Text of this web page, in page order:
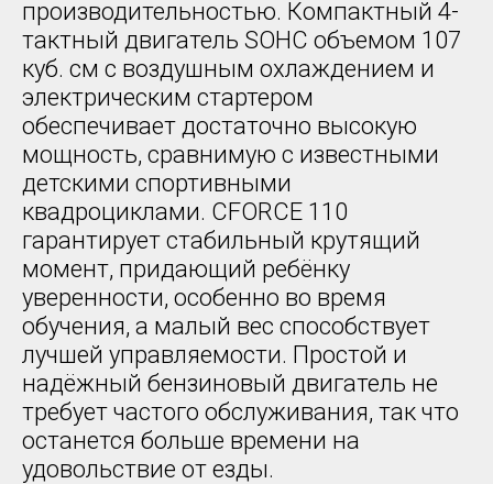
производительностью. Компактный 4-
тактный двигатель SOHC объемом 107
куб. см с воздушным охлаждением и
электрическим стартером
обеспечивает достаточно высокую
мощность, сравнимую с известными
детскими спортивными
квадроциклами. CFORCE 110
гарантирует стабильный крутящий
момент, придающий ребёнку
уверенности, особенно во время
обучения, а малый вес способствует
лучшей управляемости. Простой и
надёжный бензиновый двигатель не
требует частого обслуживания, так что
останется больше времени на
удовольствие от езды.